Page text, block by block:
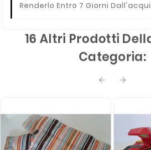
Renderlo Entro 7 Giorni
16 Altri Prodotti
Categoria:
 